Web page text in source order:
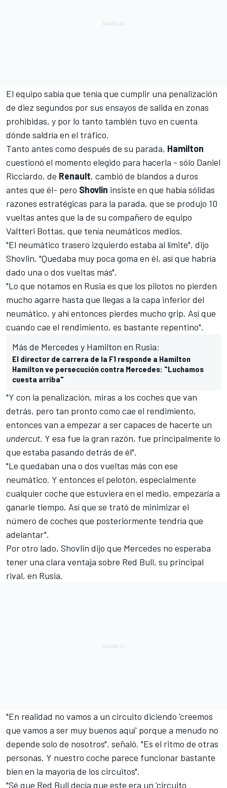
El equipo sabía que tenía que cumplir una penalización
de diez segundos por sus ensayos de salida en zonas
prohibidas, y por lo tanto también tuvo en cuenta
dónde saldría en el tráfico.
Tanto antes como después de su parada, Hamilton
cuestionó el momento elegido para hacerla - sólo Daniel
Ricciardo, de Renault, cambió de blandos a duros
antes que él- pero Shovlin insiste en que había sólidas
razones estratégicas para la parada, que se produjo 10
vueltas antes que la de su compañero de equipo
Valtteri Bottas, que tenía neumáticos medios.
"El neumático trasero izquierdo estaba al límite", dijo
Shovlin. "Quedaba muy poca goma en él, así que habría
dado una o dos vueltas más".
"Lo que notamos en Rusia es que los pilotos no pierden
mucho agarre hasta que llegas a la capa inferior del
neumático, y ahí entonces pierdes mucho grip. Así que
cuando cae el rendimiento, es bastante repentino".
Más de Mercedes y Hamilton en Rusia:
El director de carrera de la F1 responde a Hamilton
Hamilton ve persecución contra Mercedes: "Luchamos
cuesta arriba"
"Y con la penalización, miras a los coches que van
detrás, pero tan pronto como cae el rendimiento,
entonces van a empezar a ser capaces de hacerte un
undercut. Y esa fue la gran razón, fue principalmente lo
que estaba pasando detrás de él".
"Le quedaban una o dos vueltas más con ese
neumático. Y entonces el pelotón, especialmente
cualquier coche que estuviera en el medio, empezaría a
ganarle tiempo. Así que se trató de minimizar el
número de coches que posteriormente tendría que
adelantar".
Por otro lado, Shovlin dijo que Mercedes no esperaba
tener una clara ventaja sobre Red Bull, su principal
rival, en Rusia.
"En realidad no vamos a un circuito diciendo 'creemos
que vamos a ser muy buenos aquí' porque a menudo no
depende solo de nosotros", señaló. "Es el ritmo de otras
personas. Y nuestro coche parece funcionar bastante
bien en la mayoría de los circuitos".
"Sé que Red Bull decía que este era un 'circuito